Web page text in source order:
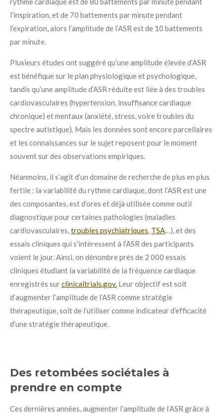
l’inspiration, et de 70 battements par minute pendant
l’expiration, alors l’amplitude de l’ASR est de 10 battements
par minute.
Plusieurs études ont suggéré qu’une amplitude élevée d’ASR
est bénéfique sur le plan physiologique et psychologique,
tandis qu’une amplitude d’ASR réduite est liée à des troubles
cardiovasculaires (hypertension, insuffisance cardiaque
chronique) et mentaux (anxiété, stress, voire troubles du
spectre autistique). Mais les données sont encore parcellaires
et les connaissances sur le sujet reposent pour le moment
souvent sur des observations empiriques.
Néanmoins, il s’agit d’un domaine de recherche de plus en plus
fertile : la variabilité du rythme cardiaque, dont l’ASR est une
des composantes, est d’ores et déjà utilisée comme outil
diagnostique pour certaines pathologies (maladies
cardiovasculaires,troubles psychiatriques, TSA…), et des
essais cliniques qui s’intéressent à l’ASR des participants
voient le jour. Ainsi, on dénombre près de 2 000 essais
cliniques étudiant la variabilité de la fréquence cardiaque
enregistrés surclinicaltrials.gov. Leur objectif est soit
d’augmenter l’amplitude de l’ASR comme stratégie
thérapeutique, soit de l’utiliser comme indicateur d’efficacité
d’une stratégie thérapeutique.
Des retombées sociétales à
prendre en compte
Ces dernières années, augmenter l’amplitude de l’ASR grâce à